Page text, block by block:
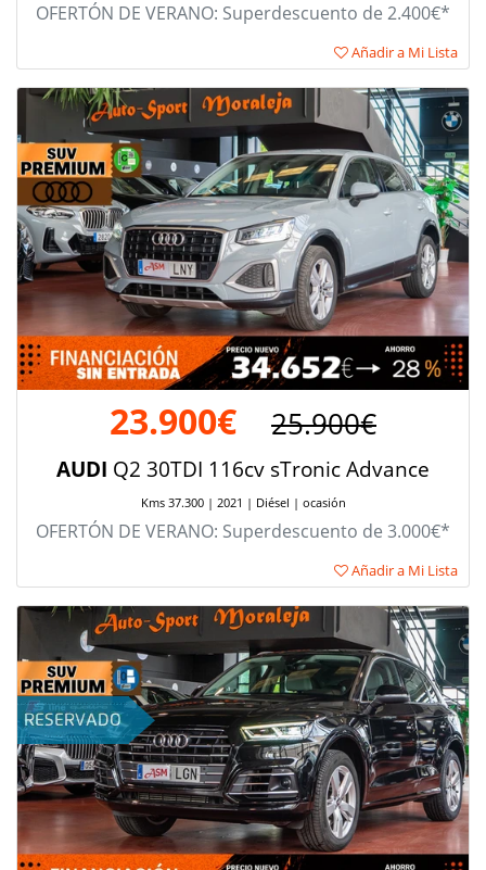
OFERTÓN DE VERANO: Superdescuento de 2.400€*
Añadir a Mi Lista
23.900€ 25.900€
AUDI Q2 30TDI 116cv sTronic Advance
Kms 37.300 | 2021 | Diésel | ocasión
OFERTÓN DE VERANO: Superdescuento de 3.000€*
Añadir a Mi Lista